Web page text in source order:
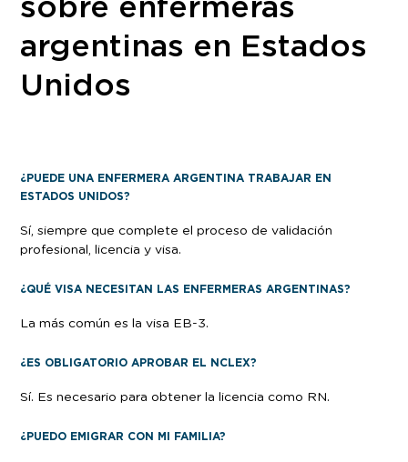
sobre enfermeras
argentinas en Estados
Unidos
¿PUEDE UNA ENFERMERA ARGENTINA TRABAJAR EN
ESTADOS UNIDOS?
Sí, siempre que complete el proceso de validación
profesional, licencia y visa.
¿QUÉ VISA NECESITAN LAS ENFERMERAS ARGENTINAS?
La más común es la visa EB-3.
¿ES OBLIGATORIO APROBAR EL NCLEX?
Sí. Es necesario para obtener la licencia como RN.
¿PUEDO EMIGRAR CON MI FAMILIA?